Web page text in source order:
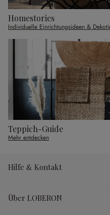
Homestories
Individuelle Einrichtungsideen &
Teppich-Guide
Mehr entdecken
Hilfe & Kontakt
Über LOBERON